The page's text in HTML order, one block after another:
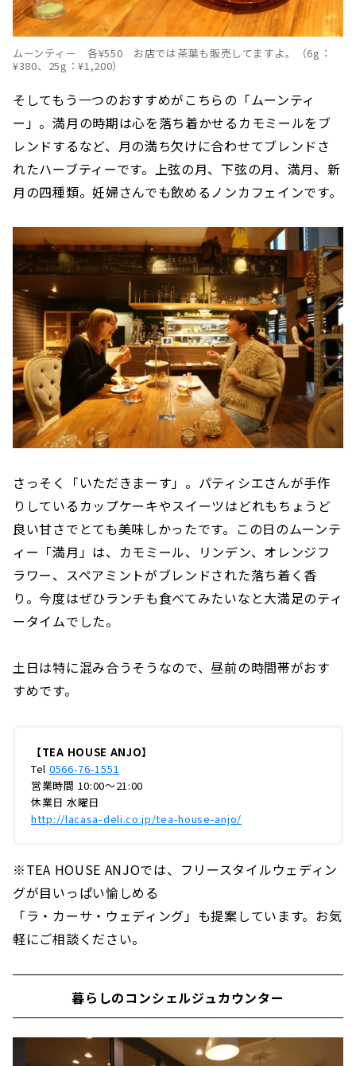
ムーンティー 各¥550 お店では茶葉も販売してますよ。（6g：
¥380、25g：¥1,200）
そしてもう一つのおすすめがこちらの「ムーンティ
ー」。満月の時期は心を落ち着かせるカモミールをブ
レンドするなど、月の満ち欠けに合わせてブレンドさ
れたハーブティーです。上弦の月、下弦の月、満月、新
月の四種類。妊婦さんでも飲めるノンカフェインです。
さっそく「いただきまーす」。パティシエさんが手作
りしているカップケーキやスイーツはどれもちょうど
良い甘さでとても美味しかったです。この日のムーンテ
ィー「満月」は、カモミール、リンデン、オレンジフ
ラワー、スペアミントがブレンドされた落ち着く香
り。今度はぜひランチも食べてみたいなと大満足のティ
ータイムでした。
土日は特に混み合うそうなので、昼前の時間帯がおす
すめです。
【TEA HOUSE ANJO】
Tel 0566-76-1551
営業時間 10:00〜21:00
休業日 水曜日
http://lacasa-deli.co.jp/tea-house-anjo/
※TEA HOUSE ANJOでは、フリースタイルウェディン
グが目いっぱい愉しめる
「ラ・カーサ・ウェディング」も提案しています。お気
軽にご相談ください。
暮らしのコンシェルジュカウンター